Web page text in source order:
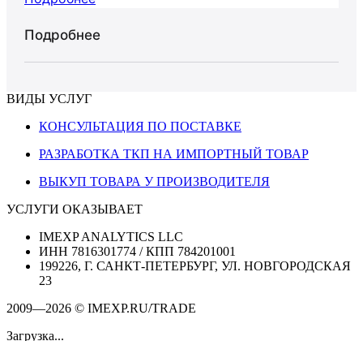
Подробнее
ВИДЫ УСЛУГ
КОНСУЛЬТАЦИЯ ПО ПОСТАВКЕ
РАЗРАБОТКА ТКП НА ИМПОРТНЫЙ ТОВАР
ВЫКУП ТОВАРА У ПРОИЗВОДИТЕЛЯ
УСЛУГИ ОКАЗЫВАЕТ
IMEXP ANALYTICS LLC
ИНН 7816301774 / КПП 784201001
199226, Г. САНКТ-ПЕТЕРБУРГ, УЛ. НОВГОРОДСКАЯ
23
2009—2026 © IMEXP.RU/TRADE
Загрузка...